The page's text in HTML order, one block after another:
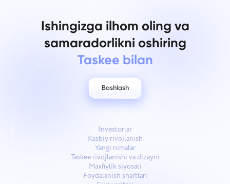
Ishingizga ilhom oling va
samaradorlikni oshiring
Taskee bilan
Boshlash
Investorlar
Kasbiy rivojlanish
Yangi nimalar
Taskee rivojlanishi va dizayni
Maxfiylik siyosati
Foydalanish shartlari